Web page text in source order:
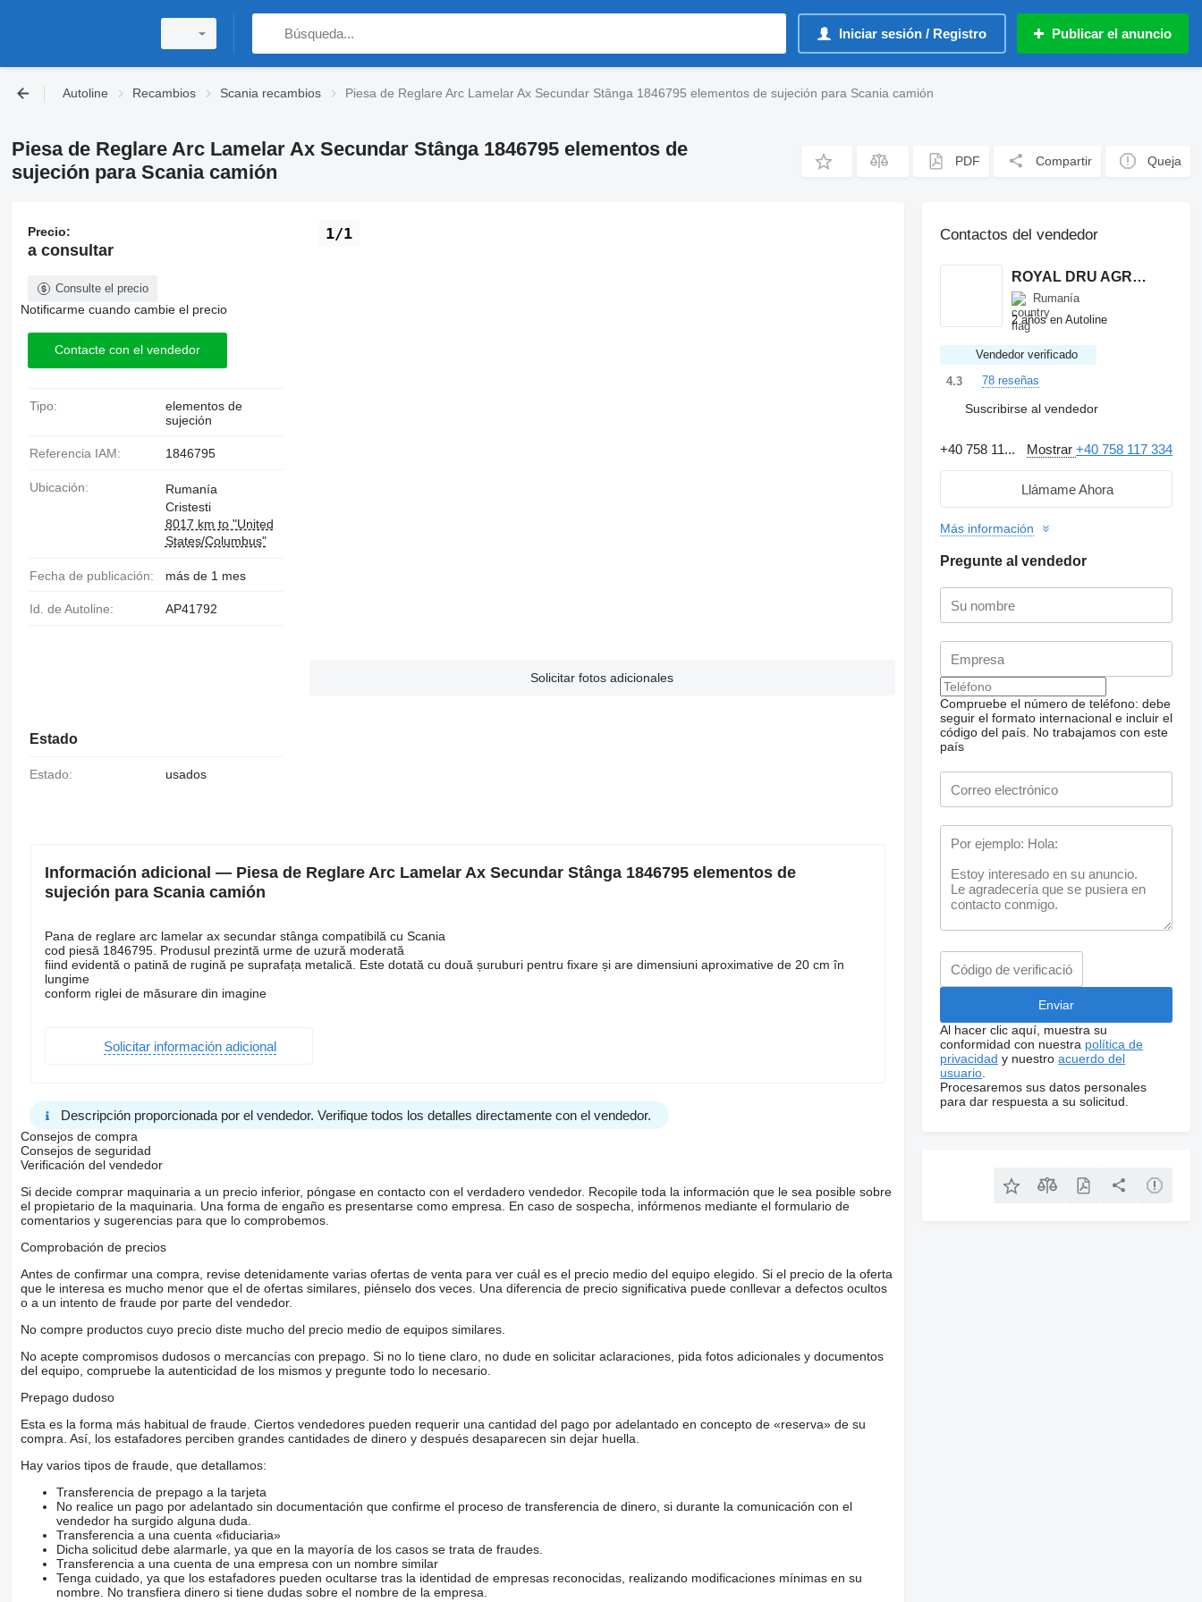
Iniciar sesión / Registro Publicar el anuncio
Autoline Recambios Scania recambios Piesa de Reglare Arc Lamelar Ax Secundar Stânga 1846795 elementos de sujeción para Scania camión
Piesa de Reglare Arc Lamelar Ax Secundar Stânga 1846795 elementos de
sujeción para Scania camión
PDF Compartir Queja
1/1
Solicitar fotos adicionales
Precio:
a consultar
Consulte el precio
Notificarme cuando cambie el precio
Contacte con el vendedor
Tipo:
elementos de
sujeción
Referencia IAM: 1846795
Ubicación:
Rumanía
Cristesti
8017 km to "United
States/Columbus"
Fecha de publicación: más de 1 mes
Id. de Autoline: AP41792
Estado
Estado: usados
Información adicional — Piesa de Reglare Arc Lamelar Ax Secundar Stânga 1846795 elementos de
sujeción para Scania camión
Pana de reglare arc lamelar ax secundar stânga compatibilă cu Scania
cod piesă 1846795. Produsul prezintă urme de uzură moderată
fiind evidentă o patină de rugină pe suprafața metalică. Este dotată cu două șuruburi pentru fixare și are dimensiuni aproximative de 20 cm în
lungime
conform riglei de măsurare din imagine
Solicitar información adicional
Descripción proporcionada por el vendedor. Verifique todos los detalles directamente con el vendedor.
Consejos de compra
Consejos de seguridad
Verificación del vendedor
Si decide comprar maquinaria a un precio inferior, póngase en contacto con el verdadero vendedor. Recopile toda la información que le sea posible sobre
el propietario de la maquinaria. Una forma de engaño es presentarse como empresa. En caso de sospecha, infórmenos mediante el formulario de
comentarios y sugerencias para que lo comprobemos.
Comprobación de precios
Antes de confirmar una compra, revise detenidamente varias ofertas de venta para ver cuál es el precio medio del equipo elegido. Si el precio de la oferta
que le interesa es mucho menor que el de ofertas similares, piénselo dos veces. Una diferencia de precio significativa puede conllevar a defectos ocultos
o a un intento de fraude por parte del vendedor.
No compre productos cuyo precio diste mucho del precio medio de equipos similares.
No acepte compromisos dudosos o mercancías con prepago. Si no lo tiene claro, no dude en solicitar aclaraciones, pida fotos adicionales y documentos
del equipo, compruebe la autenticidad de los mismos y pregunte todo lo necesario.
Prepago dudoso
Esta es la forma más habitual de fraude. Ciertos vendedores pueden requerir una cantidad del pago por adelantado en concepto de «reserva» de su
compra. Así, los estafadores perciben grandes cantidades de dinero y después desaparecen sin dejar huella.
Hay varios tipos de fraude, que detallamos:
Transferencia de prepago a la tarjeta
No realice un pago por adelantado sin documentación que confirme el proceso de transferencia de dinero, si durante la comunicación con el
vendedor ha surgido alguna duda.
Transferencia a una cuenta «fiduciaria»
Dicha solicitud debe alarmarle, ya que en la mayoría de los casos se trata de fraudes.
Transferencia a una cuenta de una empresa con un nombre similar
Tenga cuidado, ya que los estafadores pueden ocultarse tras la identidad de empresas reconocidas, realizando modificaciones mínimas en su
nombre. No transfiera dinero si tiene dudas sobre el nombre de la empresa.
Contactos del vendedor
ROYAL DRU AGRO S.R.L.
Rumanía
2 años en Autoline
Vendedor verificado
4.3
78 reseñas
Suscribirse al vendedor
+40 758 11... Mostrar+40 758 117 334
Llámame Ahora
Más información
Pregunte al vendedor
Compruebe el número de teléfono: debe
seguir el formato internacional e incluir el
código del país. No trabajamos con este
país
Al hacer clic aquí, muestra su
conformidad con nuestra política de
privacidad y nuestroacuerdo del
usuario
Procesaremos sus datos personales
para dar respuesta a su solicitud.